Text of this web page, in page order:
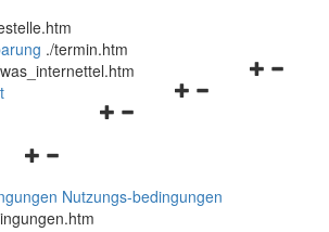
und
schließen
./termin.htm
Navigationsmenü
Navigationsmenü
Navigationsmenü
und
schließen
Nutzungs-bedingungen